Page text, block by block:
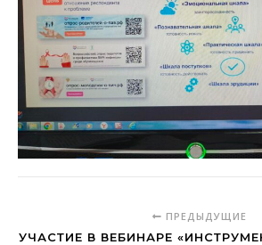
ПРЕДЫДУЩИЕ
УЧАСТИЕ В ВЕБИНАРЕ